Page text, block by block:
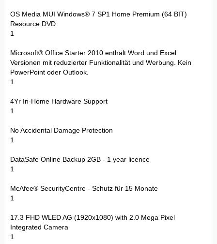
OS Media MUI Windows® 7 SP1 Home Premium (64 BIT)
Resource DVD
1
Microsoft® Office Starter 2010 enthält Word und Excel
Versionen mit reduzierter Funktionalität und Werbung. Kein
PowerPoint oder Outlook.
1
4Yr In-Home Hardware Support
1
No Accidental Damage Protection
1
DataSafe Online Backup 2GB - 1 year licence
1
McAfee® SecurityCentre - Schutz für 15 Monate
1
17.3 FHD WLED AG (1920x1080) with 2.0 Mega Pixel
Integrated Camera
1